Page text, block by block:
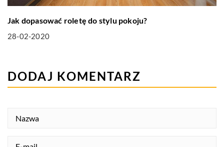
Jak dopasować roletę do stylu pokoju?
28-02-2020
DODAJ KOMENTARZ